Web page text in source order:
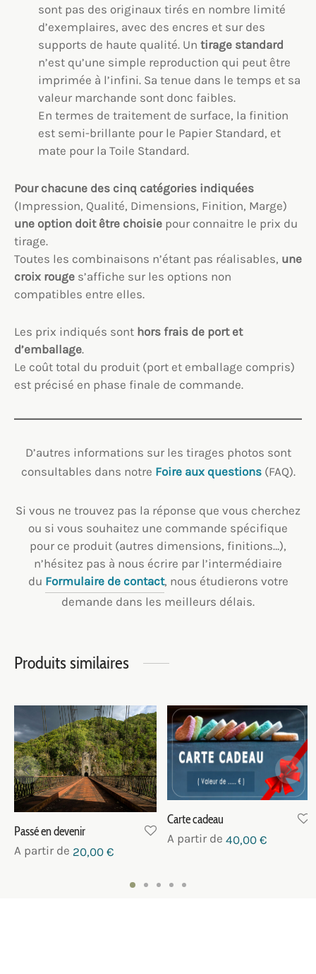
sont pas des originaux tirés en nombre limité
d’exemplaires, avec des encres et sur des
supports de haute qualité. Un tirage standard
n’est qu’une simple reproduction qui peut être
imprimée à l’infini. Sa tenue dans le temps et sa
valeur marchande sont donc faibles.
En termes de traitement de surface, la finition
est semi-brillante pour le Papier Standard, et
mate pour la Toile Standard.
Pour chacune des cinq catégories indiquées
(Impression, Qualité, Dimensions, Finition, Marge)
une option doit être choisie pour connaitre le prix du
tirage.
Toutes les combinaisons n’étant pas réalisables, une
croix rouge s’affiche sur les options non
compatibles entre elles.
Les prix indiqués sont hors frais de port et
d’emballage.
Le coût total du produit (port et emballage compris)
est précisé en phase finale de commande.
D’autres informations sur les tirages photos sont
consultables dans notre Foire aux questions(FAQ).
Si vous ne trouvez pas la réponse que vous cherchez
ou si vous souhaitez une commande spécifique
pour ce produit (autres dimensions, finitions…),
n’hésitez pas à nous écrire par l’intermédiaire
du Formulaire de contact, nous étudierons votre
demande dans les meilleurs délais.
Produits similaires
Passé en devenir
A partir de 20,00 €
Carte cadeau
A partir de 40,00 €